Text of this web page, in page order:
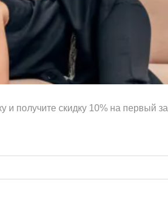
конфиденциальности
2026 | VERESK studio
и получите скидку 10% на первый